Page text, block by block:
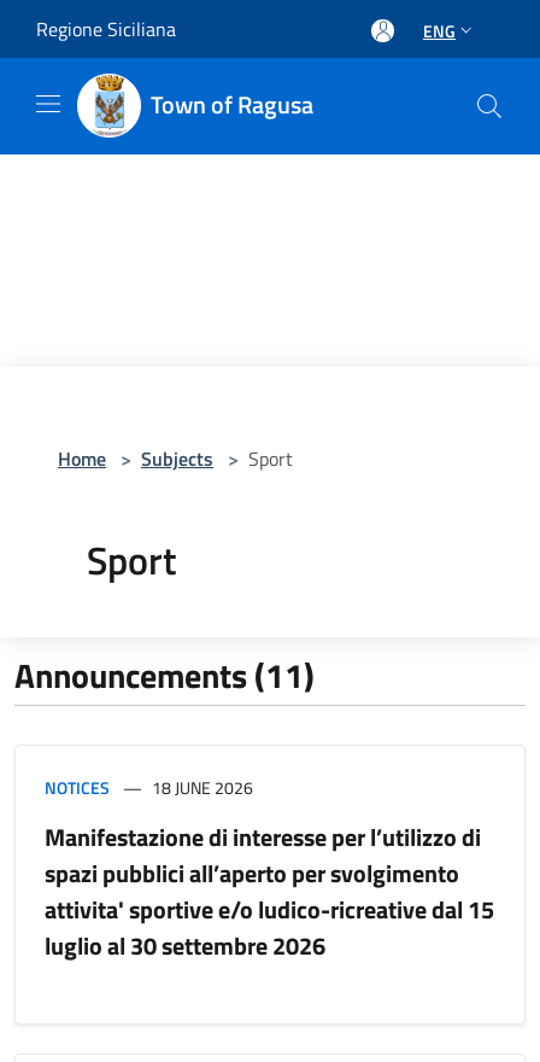
Regione Siciliana ENG
Town of Ragusa
Home > Subjects > Sport
Sport
Announcements (11)
NOTICES 18 JUNE 2026
Manifestazione di interesse per l’utilizzo di
spazi pubblici all’aperto per svolgimento
attivita' sportive e/o ludico-ricreative dal 15
luglio al 30 settembre 2026